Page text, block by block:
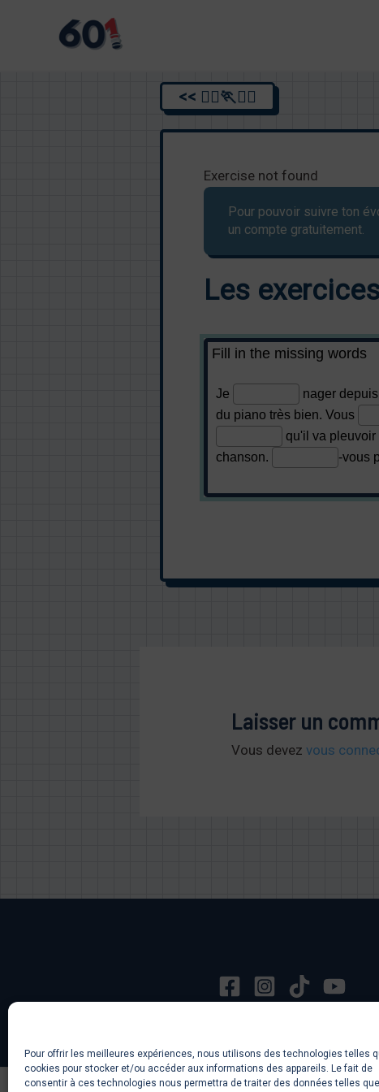
Pour offrir les meilleures expériences, nous utilisons des technologies telles
cookies pour stocker et/ou accéder aux informations des appareils. Le fait de
consentir à ces technologies nous permettra de traiter des données telles
<< 🏃‍♂️🏃🏃‍♂️
Exercise not found
Pour pouvoir suivre ton
un compte gratuitement.
Les
Laisser un
Vous devezvous